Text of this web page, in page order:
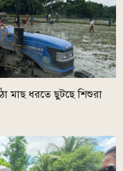
মাছ ধরতে ছুটছে শিশুরা